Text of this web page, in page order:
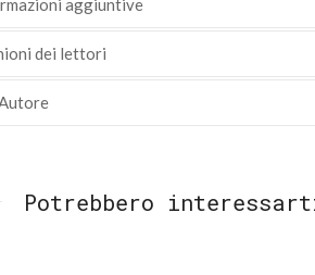
aggiuntive
dei lettori
Potrebbero